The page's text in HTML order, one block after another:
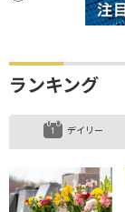
ランキング
デイリー